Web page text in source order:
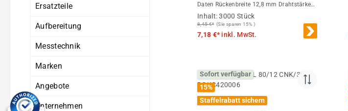
Ersatzteile
Aufbereitung
Messtechnik
Marken
Angebote
Unternehmen
Daten Rückenbreite 12,8 mm Drahtstärke
0,9x0,7 mm Länge 6 mm
Verpackungseinheit 3000 St.
Großabnahme 30000 St.
Inhalt:3000 Stück
8,45 €* (Sie sparen 15% )
7,18 €*inkl. MwSt.
Sofort verfügbar
15%
Staffelrabatt sichern